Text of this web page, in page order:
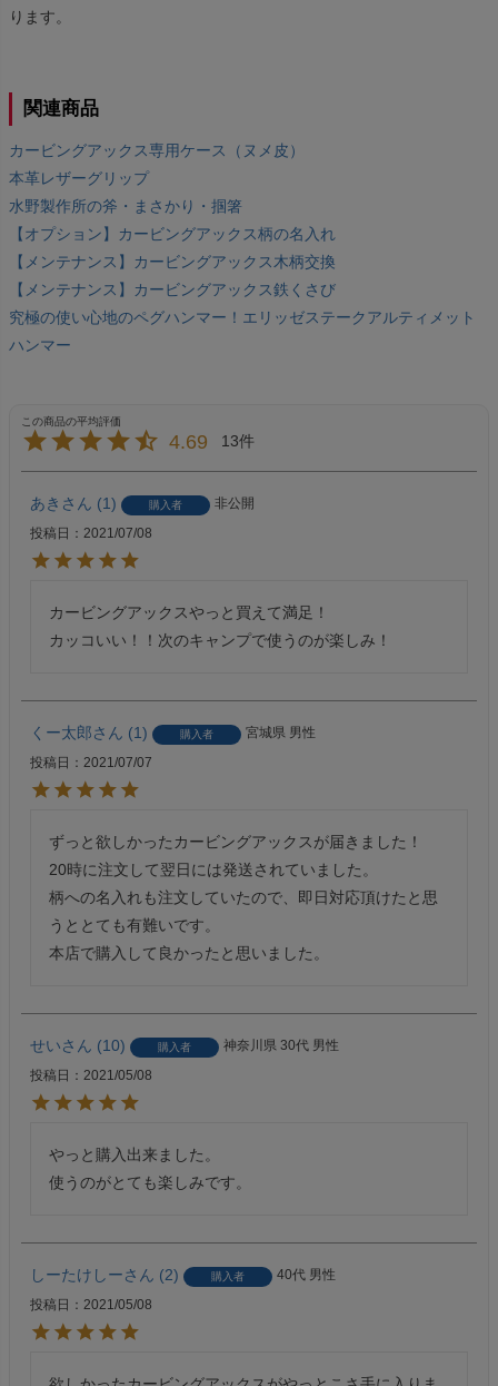
ります。
関連商品
カービングアックス専用ケース（ヌメ皮）
本革レザーグリップ
水野製作所の斧・まさかり・掴箸
【オプション】カービングアックス柄の名入れ
【メンテナンス】カービングアックス木柄交換
【メンテナンス】カービングアックス鉄くさび
究極の使い心地のペグハンマー！エリッゼステークアルティメット
ハンマー
4.69 13
あき 1 購入者
非公開
投稿日
2021/07/08
カービングアックスやっと買えて満足！
カッコいい！！次のキャンプで使うのが楽しみ！
くー太郎 1 購入者 宮城県 男性
投稿日
2021/07/07
ずっと欲しかったカービングアックスが届きました！
20時に注文して翌日には発送されていました。
柄への名入れも注文していたので、即日対応頂けたと思
うととても有難いです。
本店で購入して良かったと思いました。
せい 10 購入者 神奈川県 30代 男性
投稿日
2021/05/08
やっと購入出来ました。
使うのがとても楽しみです。
しーたけしー 2 購入者 40代 男性
投稿日
2021/05/08